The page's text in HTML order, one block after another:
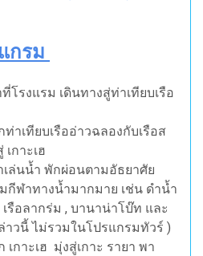
กรม
โรงแรม เดินทางสู่ท่าเทียบเรือ
ท่าเทียบเรืออ่าวฉลองกับเรือส
กาะเฮ
เล่นน้ำ พักผ่อนตามอัธยาศัย
กีฬาทางน้ำมากมาย เช่น ดำน้ำ
รือลากร่ม , บานาน่าโบ๊ท และ
วนี้ ไม่รวมในโปรแกรมทัวร์ )
เกาะเฮ มุ่งสู่เกาะ รายา พา